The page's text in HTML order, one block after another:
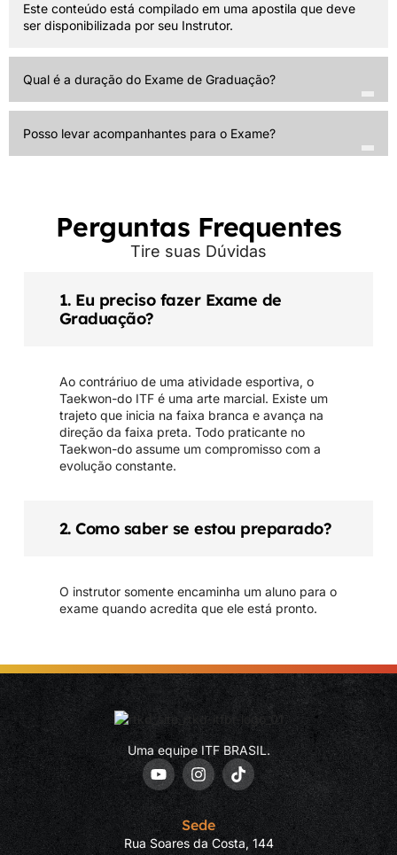
Este conteúdo está compilado em uma apostila que deve
ser disponibilizada por seu Instrutor.
Qual é a duração do Exame de Graduação?
Posso levar acompanhantes para o Exame?
Perguntas Frequentes
Tire suas Dúvidas
1. Eu preciso fazer Exame de
Graduação?
Ao contráriuo de uma atividade esportiva, o
Taekwon-do ITF é uma arte marcial. Existe um
trajeto que inicia na faixa branca e avança na
direção da faixa preta. Todo praticante no
Taekwon-do assume um compromisso com a
evolução constante.
2. Como saber se estou preparado?
O instrutor somente encaminha um aluno para o
exame quando acredita que ele está pronto.
Uma equipe ITF BRASIL.
Sede
Rua Soares da Costa, 144